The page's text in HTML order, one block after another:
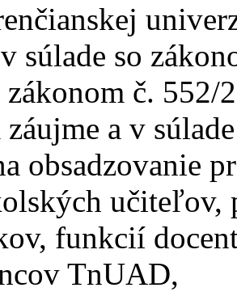
súlade so
zákonom č.
a v
obsadzovanie
učiteľov,
funkcií
TnUAD,